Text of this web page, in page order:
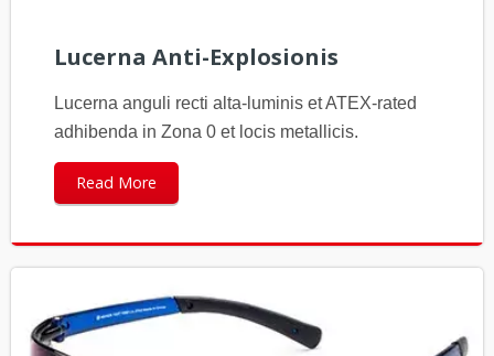
Lucerna Anti-Explosionis
Lucerna anguli recti alta-luminis et ATEX-rated
adhibenda in Zona 0 et locis metallicis.
Read More